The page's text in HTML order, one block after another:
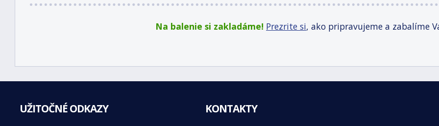
Na balenie si zakladáme! Prezrite si, ako pripravujeme a zabalíme
UŽITOČNÉ ODKAZY KONTAKTY